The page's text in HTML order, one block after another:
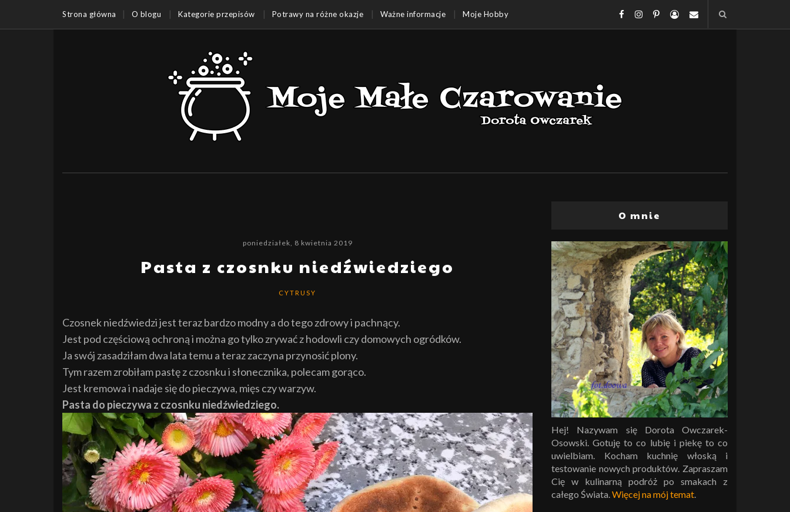
Strona główna O blogu Kategorie przepisów Potrawy na różne okazje Ważne informacje Moje Hobby
poniedziałek, 8 kwietnia 2019
Pasta z czosnku niedźwiedziego
CYTRUSY
Czosnek niedźwiedzi jest teraz bardzo modny a do tego zdrowy i pachnący.
Jest pod częściową ochroną i można go tylko zrywać z hodowli czy domowych ogródków.
Ja swój zasadziłam dwa lata temu a teraz zaczyna przynosić plony.
Tym razem zrobiłam pastę z czosnku i słonecznika, polecam gorąco.
Jest kremowa i nadaje się do pieczywa, mięs czy warzyw.
Pasta do pieczywa z czosnku niedźwiedziego.
O mnie
Hej! Nazywam się Dorota Owczarek-
Osowski. Gotuję to co lubię i piekę to co
uwielbiam. Kocham kuchnię włoską i
testowanie nowych produktów. Zapraszam
Cię w kulinarną podróż po smakach z
całego Świata.Więcej na mój temat.